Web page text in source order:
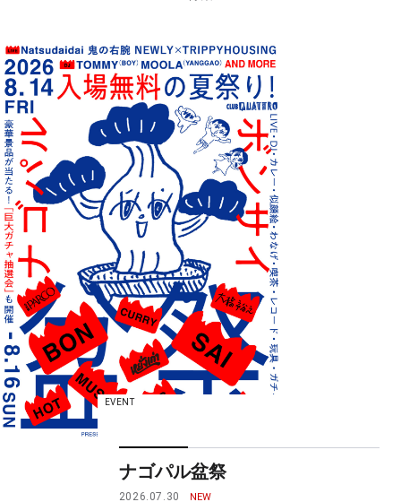
EVENT
ナゴパル盆祭
2026.07.30